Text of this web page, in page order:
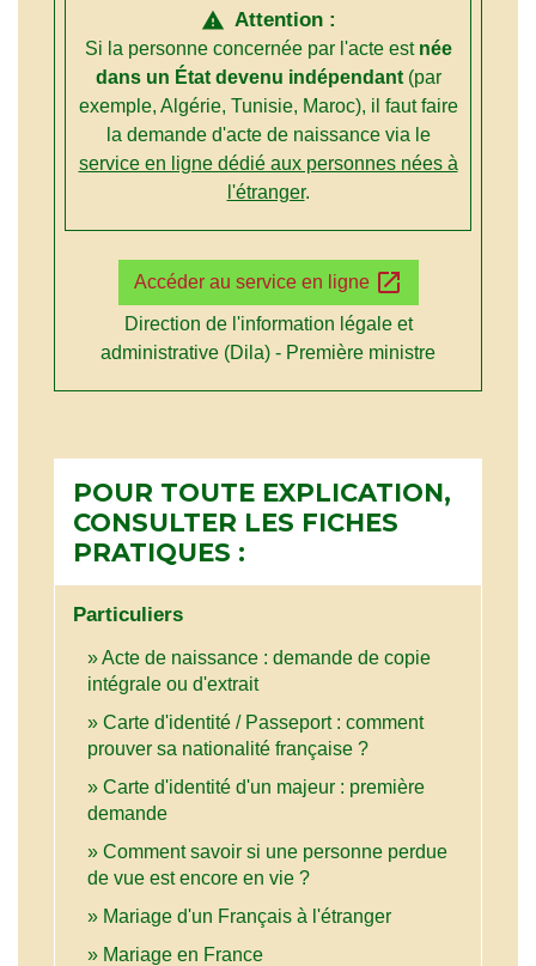
warning Attention :
Si la personne concernée par l'acte est née
dans un État devenu indépendant(par
exemple, Algérie, Tunisie, Maroc), il faut faire
la demande d'acte de naissance via le
service en ligne dédié aux personnes nées à
l'étranger.
Accéder au service en ligne open_in_new
Direction de l'information légale et
administrative (Dila) - Première ministre
POUR TOUTE EXPLICATION,
CONSULTER LES FICHES
PRATIQUES :
Particuliers
Acte de naissance : demande de copie
intégrale ou d'extrait
Carte d'identité / Passeport : comment
prouver sa nationalité française ?
Carte d'identité d'un majeur : première
demande
Comment savoir si une personne perdue
de vue est encore en vie ?
Mariage d'un Français à l'étranger
Mariage en France